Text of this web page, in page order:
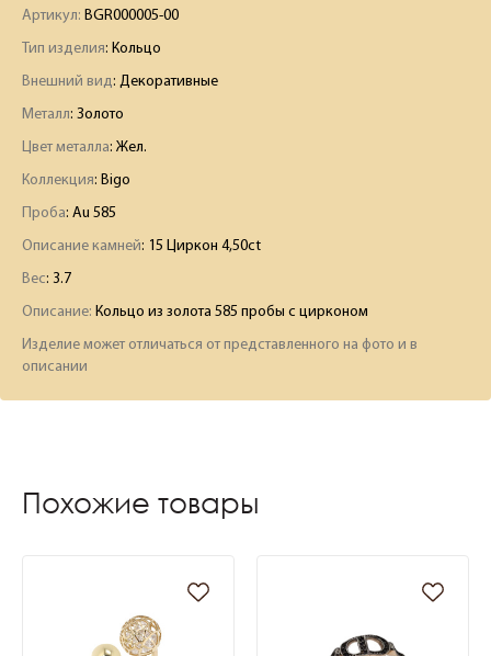
Артикул: BGR000005-00
Тип изделия: Кольцо
Внешний вид: Декоративные
Металл: Золото
Цвет металла: Жел.
Коллекция: Bigo
Проба: Au 585
Описание камней: 15 Циркон 4,50ct
Вес: 3.7
Описание: Кольцо из золота 585 пробы с цирконом
Изделие может отличаться от представленного на фото и в
описании
Похожие товары